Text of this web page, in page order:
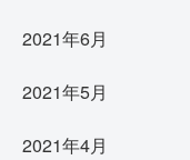
2021年6月
2021年5月
2021年4月